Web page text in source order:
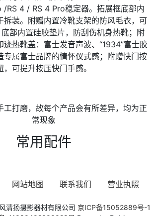
/RS 4 / RS 4 Pro稳定器。拓展框底部内
拆装。附赠内置冷靴支架的防风毛衣，可
部内置硅胶垫片，防刮伤机身热靴；附
迹热靴盖：富士发音声波、“1934”富士胶
专属富士品牌的情怀仪式感；附赠快门按
，可提升按压快门手感。
工打磨，故每个产品会有所差异，均为正
常现象
常用配件
网站地图 联系我们 营业执照
扬摄影器材有限公司 京ICP备15052889号-1